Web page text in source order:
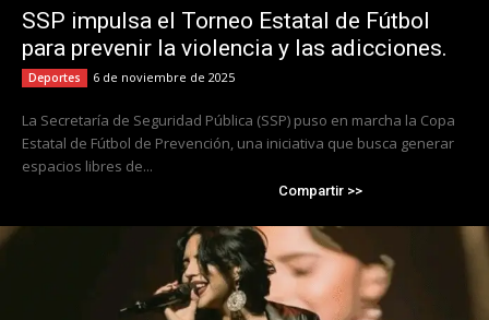
SSP impulsa el Torneo Estatal de Fútbol
para prevenir la violencia y las adicciones.
Deportes 6 de noviembre de 2025
La Secretaría de Seguridad Pública (SSP) puso en marcha la Copa
Estatal de Fútbol de Prevención, una iniciativa que busca generar
espacios libres de...
Compartir >>